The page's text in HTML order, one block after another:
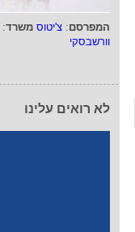
המפרסם: צ'יטוס משרד:
וורשבסקי
לא רואים עלינו